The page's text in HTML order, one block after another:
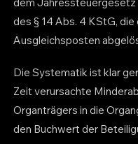
des § 14 Abs. 4 KStG,
Ausgleichsposten
Die Systematik ist klar
Zeit verursachte
Organträgers in die
den Buchwert der